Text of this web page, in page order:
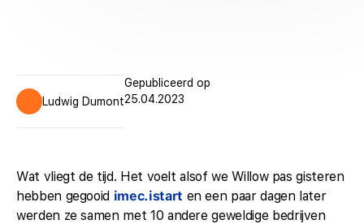
Ludwig Dumont
Gepubliceerd op
25.04.2023
Wat vliegt de tijd. Het voelt alsof we Willow pas gisteren
hebben gegooid imec.istart en een paar dagen later
werden ze samen met 10 andere geweldige bedrijven